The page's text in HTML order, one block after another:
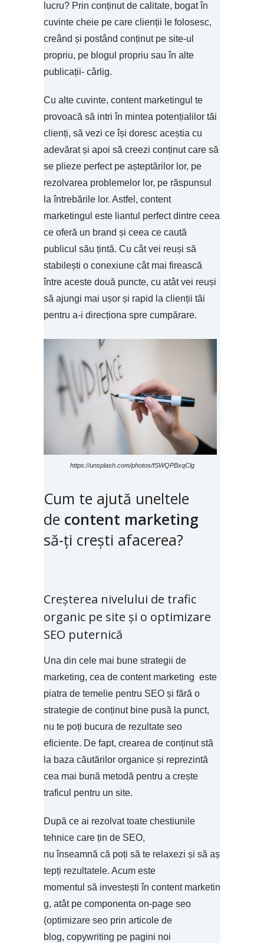
lucru? Prin conținut de calitate, bogat în
cuvinte cheie pe care clienții le folosesc,
creând și postând conținut pe site-ul
propriu, pe blogul propriu sau în alte
publicații- cârlig.
Cu alte cuvinte, content marketingul te
provoacă să intri în mintea potențialilor tăi
clienți, să vezi ce își doresc aceștia cu
adevărat și apoi să creezi conținut care să
se plieze perfect pe așteptărilor lor, pe
rezolvarea problemelor lor, pe răspunsul
la întrebările lor. Astfel, content
marketingul este liantul perfect dintre ceea
ce oferă un brand și ceea ce caută
publicul său țintă. Cu cât vei reuși să
stabilești o conexiune cât mai firească
între aceste două puncte, cu atât vei reuși
să ajungi mai ușor și rapid la clienții tăi
pentru a-i direcționa spre cumpărare.
https://unsplash.com/photos/fSWQPBxqClg
Cum te ajută uneltele
de content marketing
să-ți crești afacerea?
Creșterea nivelului de trafic
organic pe site și o optimizare
SEO puternică
Una din cele mai bune strategii de
marketing, cea de content marketing este
piatra de temelie pentru SEO și fără o
strategie de conținut bine pusă la punct,
nu te poți bucura de rezultate seo
eficiente. De fapt, crearea de conținut stă
la baza căutărilor organice și reprezintă
cea mai bună metodă pentru a crește
traficul pentru un site.
După ce ai rezolvat toate chestiunile
tehnice care țin de SEO,
nu înseamnă că poți să te relaxezi și să aș
tepți rezultatele. Acum este
momentul să investești în content marketin
g, atât pe componenta on-page seo
(optimizare seo prin articole de
blog, copywriting pe pagini noi